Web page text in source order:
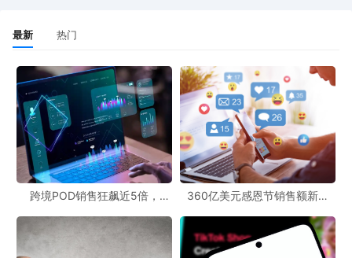
最新 热门
跨境POD销售狂飙近5倍，
360亿美元感恩节销售额新纪
新风潮！